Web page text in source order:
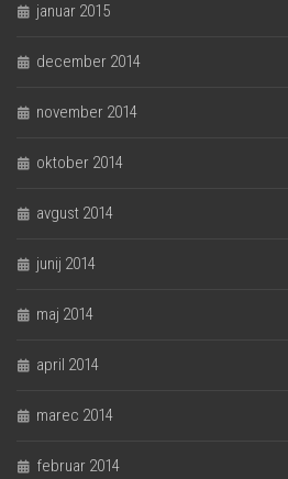
januar 2015
december 2014
november 2014
oktober 2014
avgust 2014
junij 2014
maj 2014
april 2014
marec 2014
februar 2014